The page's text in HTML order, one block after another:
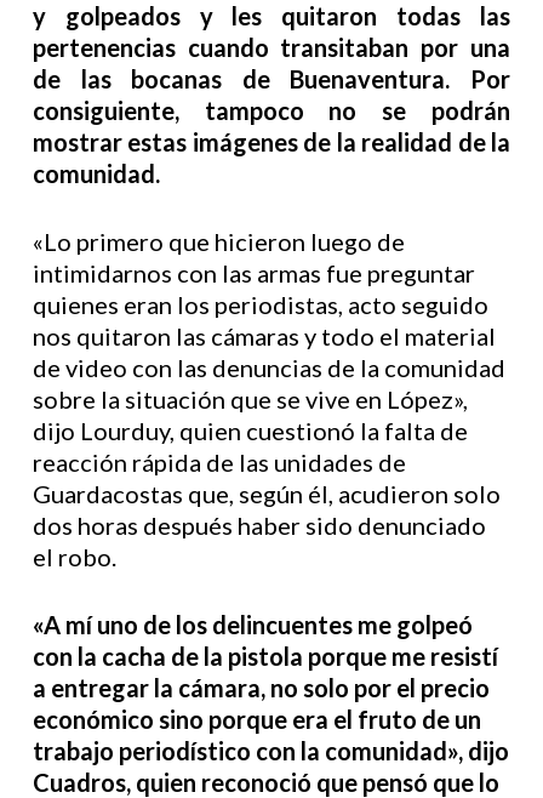
y golpeados y les quitaron todas las
pertenencias cuando transitaban por una
de las bocanas de Buenaventura. Por
consiguiente, tampoco no se podrán
mostrar estas imágenes de la realidad de la
comunidad.
«Lo primero que hicieron luego de
intimidarnos con las armas fue preguntar
quienes eran los periodistas, acto seguido
nos quitaron las cámaras y todo el material
de video con las denuncias de la comunidad
sobre la situación que se vive en López»,
dijo Lourduy, quien cuestionó la falta de
reacción rápida de las unidades de
Guardacostas que, según él, acudieron solo
dos horas después haber sido denunciado
el robo.
«A mí uno de los delincuentes me golpeó
con la cacha de la pistola porque me resistí
a entregar la cámara, no solo por el precio
económico sino porque era el fruto de un
trabajo periodístico con la comunidad», dijo
Cuadros, quien reconoció que pensó que lo